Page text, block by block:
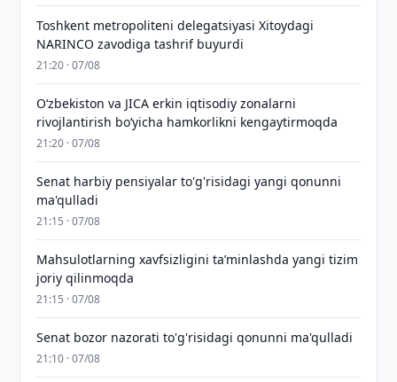
Toshkent metropoliteni delegatsiyasi Xitoydagi
NARINCO zavodiga tashrif buyurdi
21:20 · 07/08
Oʻzbekiston va JICA erkin iqtisodiy zonalarni
rivojlantirish boʻyicha hamkorlikni kengaytirmoqda
21:20 · 07/08
Senat harbiy pensiyalar to'g'risidagi yangi qonunni
ma'qulladi
21:15 · 07/08
Mahsulotlarning xavfsizligini taʼminlashda yangi tizim
joriy qilinmoqda
21:15 · 07/08
Senat bozor nazorati to'g'risidagi qonunni ma'qulladi
21:10 · 07/08